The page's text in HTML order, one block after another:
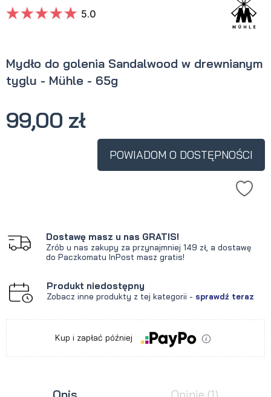
Mydło do golenia Sandalwood w drewnianym
tyglu - Mühle - 65g
5.0
99,00 zł
POWIADOM O DOSTĘPNOŚCI
Dostawę masz u nas GRATIS!
Zrób u nas zakupy za przynajmniej 149 zł, a dostawę
do Paczkomatu InPost masz gratis!
Produkt niedostępny
Zobacz inne produkty z tej kategorii - sprawdź teraz
Kup i zapłać później